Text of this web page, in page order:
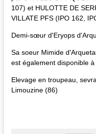
107) et HULOTTE DE
VILLATE PFS (IPO 162,
Demi-sœur d'Eryops
Sa soeur Mimide
est également disponible à
Elevage en troupeau,
Limouzine (86)